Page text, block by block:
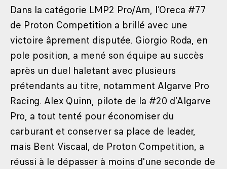
Dans la catégorie LMP2 Pro/Am, l’Oreca #77
de Proton Competition a brillé avec une
victoire âprement disputée. Giorgio Roda, en
pole position, a mené son équipe au succès
après un duel haletant avec plusieurs
prétendants au titre, notamment Algarve Pro
Racing. Alex Quinn, pilote de la #20 d’Algarve
Pro, a tout tenté pour économiser du
carburant et conserver sa place de leader,
mais Bent Viscaal, de Proton Competition, a
réussi à le dépasser à moins d'une seconde de